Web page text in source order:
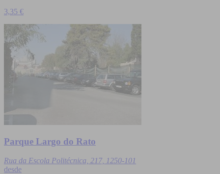
3,35 €
Parque Largo do Rato
Rua da Escola Politécnica, 217, 1250-101
desde